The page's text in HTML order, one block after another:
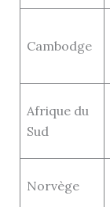
Cambodge
Afrique du
Sud
Norvège